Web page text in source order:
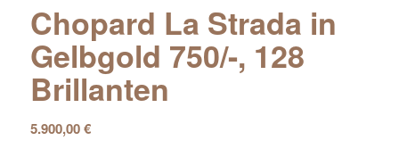
Chopard La Strada in
Gelbgold 750/-, 128
Brillanten
5.900,00€